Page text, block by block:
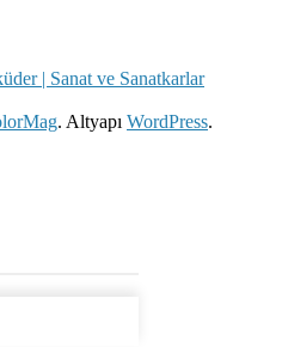
| Sanat ve Sanatkarlar
. Altyapı WordPress.